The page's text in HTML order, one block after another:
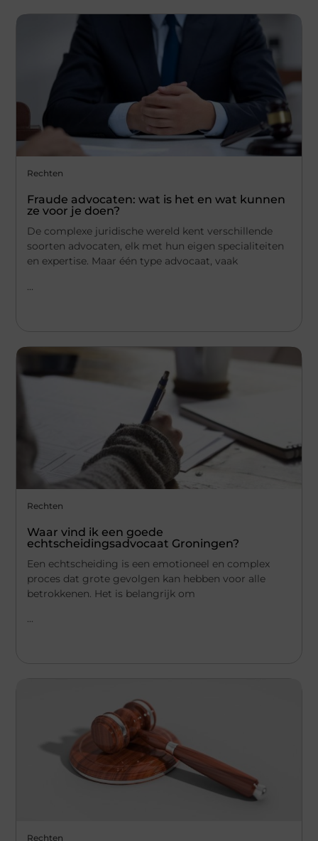
Rechten
Fraude advocaten: wat is het en wat kunnen
ze voor je doen?
De complexe juridische wereld kent verschillende
soorten advocaten, elk met hun eigen specialiteiten
en expertise. Maar één type advocaat, vaak
...
Rechten
Waar vind ik een goede
echtscheidingsadvocaat Groningen?
Een echtscheiding is een emotioneel en complex
proces dat grote gevolgen kan hebben voor alle
betrokkenen. Het is belangrijk om
...
Rechten